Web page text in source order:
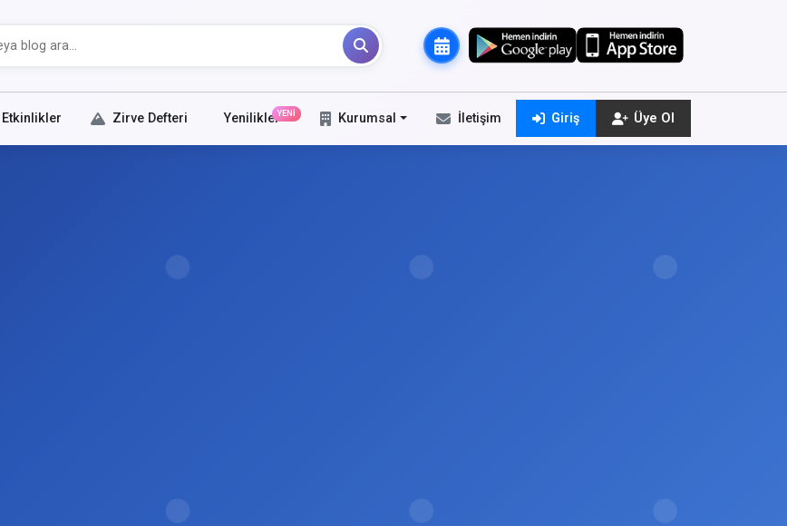
Zirve Defteri YeniliklerYENİ Kurumsal İletişim Giriş Üye Ol